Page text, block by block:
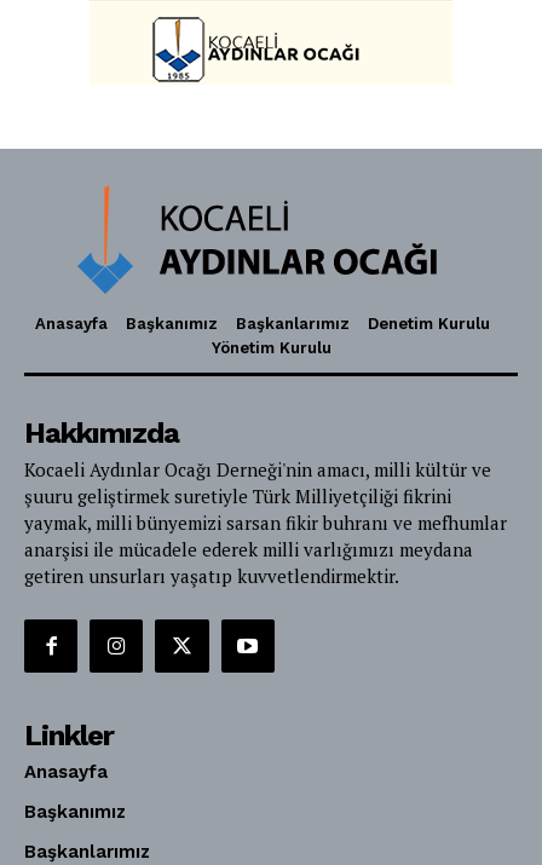
Anasayfa Başkanımız Başkanlarımız
Denetim Kurulu
Yönetim Kurulu
Hakkımızda
Kocaeli Aydınlar Ocağı Derneği'nin amacı, milli kültür ve
şuuru geliştirmek suretiyle Türk Milliyetçiliği fikrini
yaymak, milli bünyemizi sarsan fikir buhranı ve mefhumlar
anarşisi ile mücadele ederek milli varlığımızı meydana
getiren unsurları yaşatıp kuvvetlendirmektir.
Linkler
Anasayfa
Başkanımız
Başkanlarımız